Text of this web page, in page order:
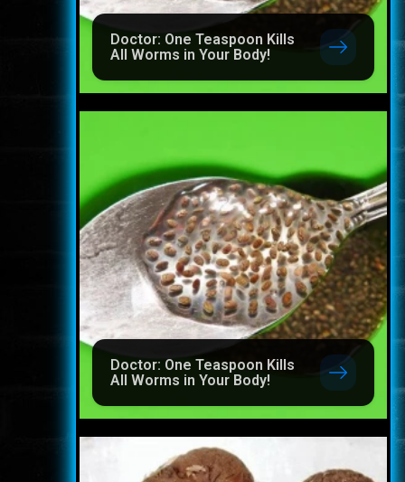
Doctor: One Teaspoon Kills
All Worms in Your Body!
Doctor: One Teaspoon Kills
All Worms in Your Body!